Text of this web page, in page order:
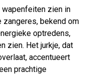
wapenfeiten zien in
zangeres, bekend om
optredens,
zien. Het jurkje, dat
accentueert
prachtige